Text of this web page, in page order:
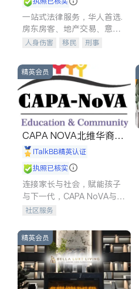
一站式法律服务，华人首选.
房东房客、地产交易、意外
伤害、车祸重伤、商业诉
建筑合同、刑事案件全包办
人身伤害 移民
刑事
信托/遗嘱
商业
索赔
律师-其它 保释
精英会员
CAPA NOVA北维华裔家
长会iTalkBB精英认证
执照已核实
连接家长与社会，赋能孩子
与下一代，CAPA NoVA与您
携手建设包容、公平、充满
社区服务
精英会员